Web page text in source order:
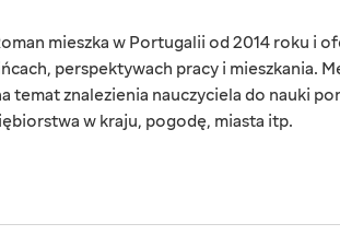
mieszka w Portugalii od 2014 roku i
perspektywach pracy i mieszkania.
temat znalezienia nauczyciela do nauki
w kraju, pogodę, miasta itp.